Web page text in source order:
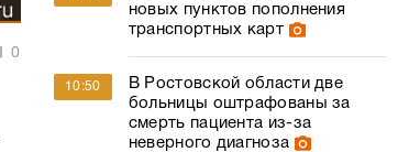
0
новых пунктов пополнения
транспортных карт
10:50
В Ростовской области две
больницы оштрафованы за
смерть пациента из-за
неверного диагноза